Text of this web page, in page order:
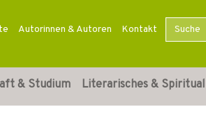
Autorinnen & Autoren Kontakt
& Studium Literarisches &